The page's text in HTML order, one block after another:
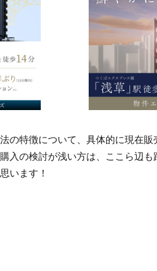
の特徴について、具体的に現在
入の検討が浅い方は、ここら辺
います！